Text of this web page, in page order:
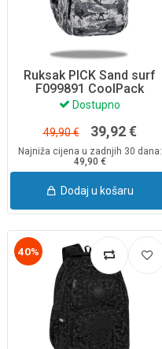
Ruksak PICK Sand surf
F099891 CoolPack
Dostupno
49,90 € 39,92 €
Najniža cijena u zadnjih 30 dana:
49,90 €
Dodaj u košaru
40%